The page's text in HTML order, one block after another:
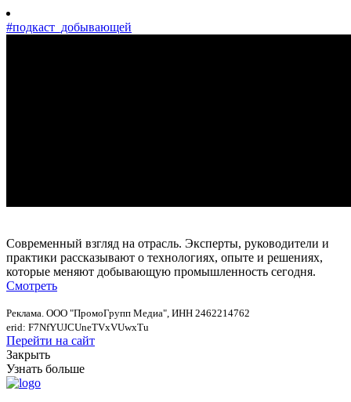
#подкаст_добывающей
Современный взгляд на отрасль. Эксперты, руководители и
практики рассказывают о технологиях, опыте и решениях,
которые меняют добывающую промышленность сегодня.
Смотреть
Реклама. ООО "ПромоГрупп Медиа", ИНН 2462214762
erid: F7NfYUJCUneTVxVUwxTu
Перейти на сайт
Закрыть
Узнать больше